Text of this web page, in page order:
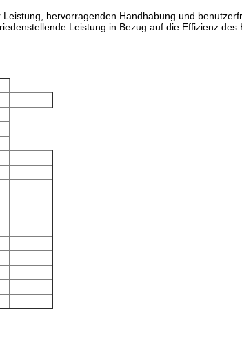
hervorragenden Handhabung und
Leistung in Bezug auf die Effizienz